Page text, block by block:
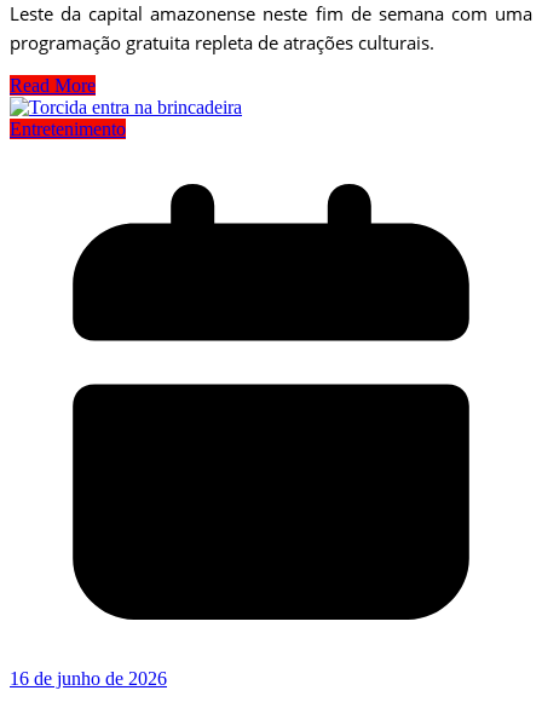
Leste da capital amazonense neste fim de semana com uma
programação gratuita repleta de atrações culturais.
Read More
Entretenimento
16 de junho de 2026